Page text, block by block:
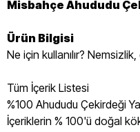
Misbahçe Ahududu
Ürün Bilgisi
Ne için kullanılır?
Tüm İçerik Listesi
%100 Ahududu Çekirdeği
İçeriklerin % 100'ü doğal